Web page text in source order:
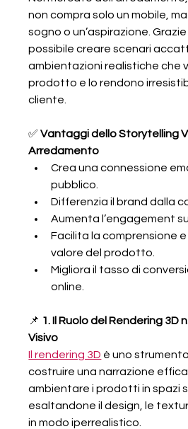
non compra solo un mobile,
sogno o un’aspirazione.
possibile creare scenari
ambientazioni realistiche che
prodotto e lo rendono
cliente.
✅ Vantaggi dello Storytelling
Arredamento
Crea una connessione
pubblico.
Differenzia il brand dalla
Aumenta l’engagement
Facilita la comprensione
valore del prodotto.
Migliora il tasso di
online.
📌 1. Il Ruolo del Rendering 3D
Visivo
Il rendering 3D è uno
costruire una narrazione
ambientare i prodotti in spazi
esaltandone il design, le
in modo iperrealistico.